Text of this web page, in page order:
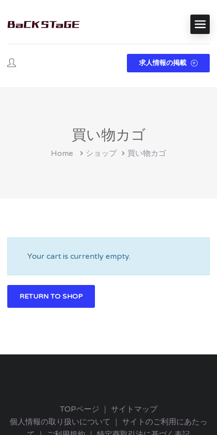
求人情報の掲載
買い物カゴ
Home ショップ 買い物カゴ
Your cart is currently empty.
RETURN TO SHOP
TOPページ
サイトマップ
個人情報の取り扱いについて
サイトのご利用にあたっ